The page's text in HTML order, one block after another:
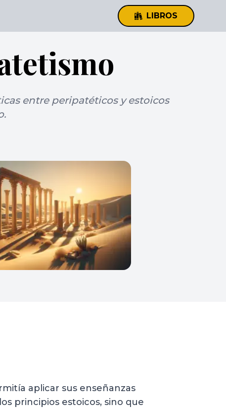
LIBROS
entre peripatéticos y estoicos
aplicar sus enseñanzas
principios estoicos, sino que